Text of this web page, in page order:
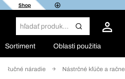
Shop
Sortiment Oblasti použitia
Ručné náradie Nástrčné kľúče a račne